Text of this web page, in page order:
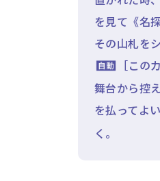
を見て《名
その山札を
［こ
舞台から控
を払ってよ
く。